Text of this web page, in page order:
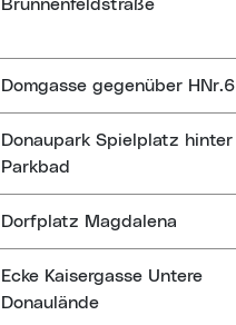
Brunnenfeldstraße
Domgasse gegenüber HNr.6
Donaupark Spielplatz hinter
Parkbad
Dorfplatz Magdalena
Ecke Kaisergasse Untere
Donaulände